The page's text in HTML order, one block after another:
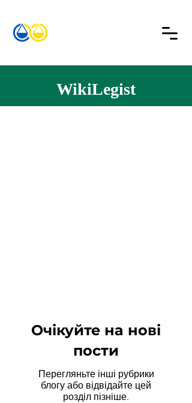
WikiLegist
Очікуйте на нові
пости
Перегляньте інші рубрики
блогу або відвідайте цей
розділ пізніше.